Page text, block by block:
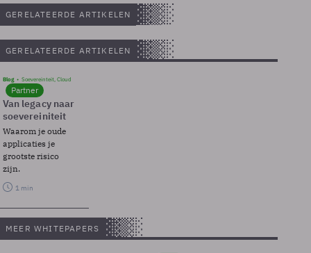
GERELATEERDE ARTIKELEN
GERELATEERDE ARTIKELEN
Blog Soevereinteit, Cloud
Partner
Van legacy naar
soevereiniteit
Waarom je oude
applicaties je
grootste risico
zijn.
1 min
MEER WHITEPAPERS